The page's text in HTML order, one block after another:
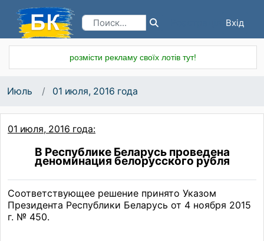
Вхід
розмісти рекламу своїх лотів тут!
Июль 01 июля, 2016 года
01 июля, 2016 года:
В Республике Беларусь проведена
деноминация белорусского рубля
Соответствующее решение принято Указом
Президента Республики Беларусь от 4 ноября 2015
г. № 450.